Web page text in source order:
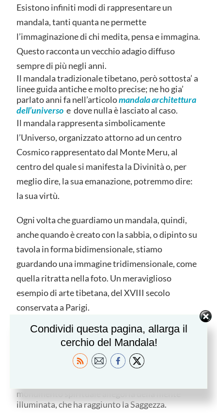
Esistono infiniti modi di rappresentare un
mandala, tanti quanta ne permette
l’immaginazione di chi medita, pensa e immagina.
Questo racconta un vecchio adagio diffuso
sempre di più negli anni.
Il mandala tradizionale tibetano, però sottosta’ a
linee guida antiche e molto precise; ne ho gia’
parlato anni fa nell’articolomandala architettura
dell’universoe dove nulla è lasciato al caso.
Il mandala rappresenta simbolicamente
l’Universo, organizzato attorno ad un centro
Cosmico rappresentato dal Monte Meru, al
centro del quale si manifesta la Divinità o, per
meglio dire, la sua emanazione, potremmo dire:
la sua virtù.
Ogni volta che guardiamo un mandala, quindi,
anche quando è creato con la sabbia, o dipinto su
tavola in forma bidimensionale, stiamo
guardando una immagine tridimensionale, come
quella ritratta nella foto. Un meraviglioso
esempio di arte tibetana, del XVIII secolo
conservata a Parigi.
Il mandala è poggiato su una base decorata con
simboli del buon auspicioe diverse divinità che
proteggono, sostengono, accompagnano il
meditante nella sua evoluzione verso la
consapevolezza e la cosiddetta “illuminazione”.
monumento spirituale allegoria della mente
illuminata, che ha raggiunto la Saggezza.
Condividi questa pagina, allarga il
cerchio del Mandala!